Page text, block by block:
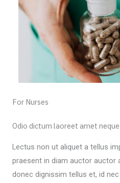
For Nurses
Odio dictum laoreet amet
Lectus non ut aliquet a tellus
praesent in diam auctor auctor
donec dignissim tellus et, id